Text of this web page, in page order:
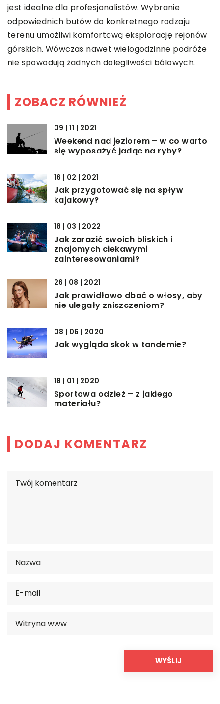
jest idealne dla profesjonalistów. Wybranie
odpowiednich butów do konkretnego rodzaju
terenu umożliwi komfortową eksplorację rejonów
górskich. Wówczas nawet wielogodzinne podróże
nie spowodują żadnych dolegliwości bólowych.
ZOBACZ RÓWNIEŻ
09 | 11 | 2021
Weekend nad jeziorem – w co warto
się wyposażyć jadąc na ryby?
16 | 02 | 2021
Jak przygotować się na spływ
kajakowy?
18 | 03 | 2022
Jak zarazić swoich bliskich i
znajomych ciekawymi
zainteresowaniami?
26 | 08 | 2021
Jak prawidłowo dbać o włosy, aby
nie ulegały zniszczeniom?
08 | 06 | 2020
Jak wygląda skok w tandemie?
18 | 01 | 2020
Sportowa odzież – z jakiego
materiału?
DODAJ KOMENTARZ